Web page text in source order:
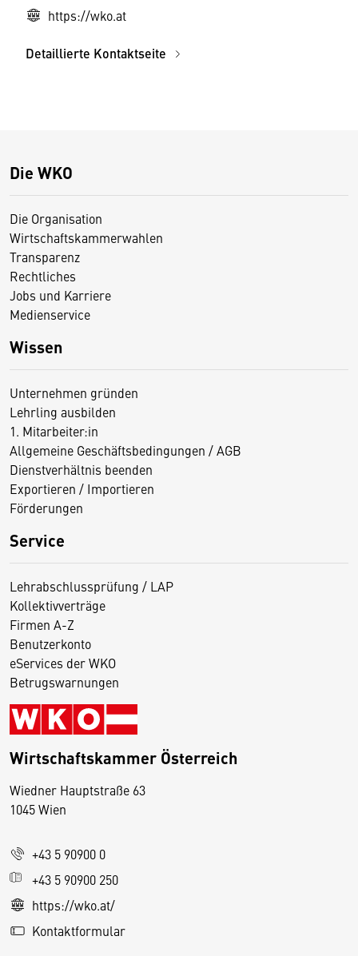
https://wko.at
Detaillierte Kontaktseite
Die WKO
Die Organisation
Wirtschaftskammerwahlen
Transparenz
Rechtliches
Jobs und Karriere
Medienservice
Wissen
Unternehmen gründen
Lehrling ausbilden
1. Mitarbeiter:in
Allgemeine Geschäftsbedingungen / AGB
Dienstverhältnis beenden
Exportieren / Importieren
Förderungen
Service
Lehrabschlussprüfung / LAP
Kollektivverträge
Firmen A-Z
Benutzerkonto
eServices der WKO
Betrugswarnungen
Wirtschaftskammer Österreich
Wiedner Hauptstraße 63
1045 Wien
+43 5 90900 0
+43 5 90900 250
https://wko.at/
Kontaktformular
D
s
e
S
e